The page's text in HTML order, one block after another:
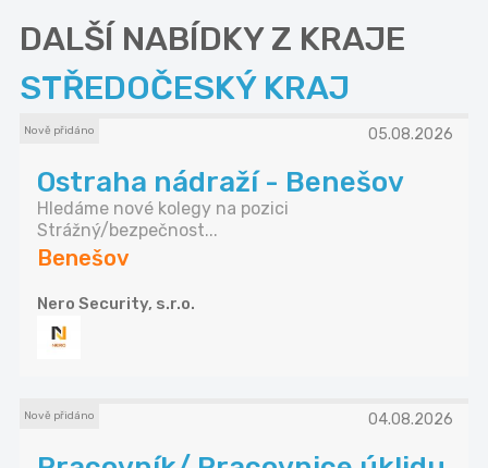
DALŠÍ NABÍDKY Z KRAJE
STŘEDOČESKÝ KRAJ
Nově přidáno 05.08.2026
Ostraha nádraží - Benešov
Hledáme nové kolegy na pozici
Strážný/bezpečnost...
Benešov
Nero Security, s.r.o.
Nově přidáno 04.08.2026